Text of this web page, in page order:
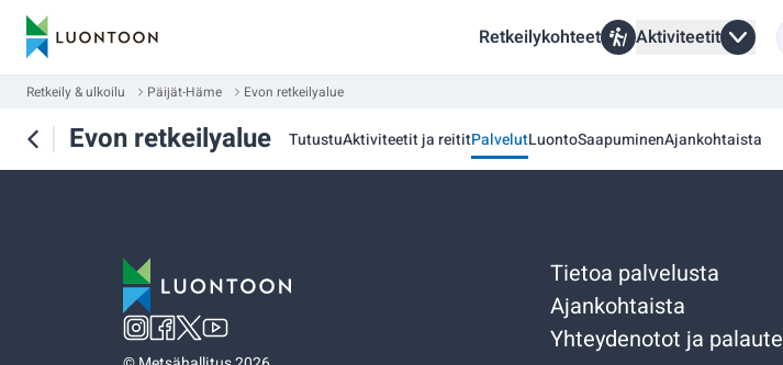
Retkeilykohteet Aktiviteetit
Retkeily & ulkoilu Päijät-Häme Evon retkeilyalue
Evon retkeilyalue TutustuAktiviteetit ja reititPalvelutLuontoSaapuminenAjankohtaista
Tietoa palvelusta
Ajankohtaista
Yhteydenotot ja palaute